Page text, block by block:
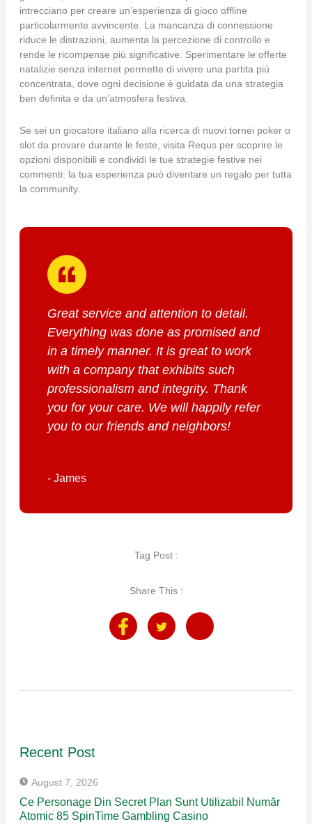
intrecciano per creare un’esperienza di gioco offline
particolarmente avvincente. La mancanza di connessione
riduce le distrazioni, aumenta la percezione di controllo e
rende le ricompense più significative. Sperimentare le offerte
natalizie senza internet permette di vivere una partita più
concentrata, dove ogni decisione è guidata da una strategia
ben definita e da un’atmosfera festiva.
Se sei un giocatore italiano alla ricerca di nuovi tornei poker o
slot da provare durante le feste, visita Requs per scoprire le
opzioni disponibili e condividi le tue strategie festive nei
commenti: la tua esperienza può diventare un regalo per tutta
la community.
Great service and attention to detail.
Everything was done as promised and
in a timely manner. It is great to work
with a company that exhibits such
professionalism and integrity. Thank
you for your care. We will happily refer
you to our friends and neighbors!
- James
Tag Post :
Share This :
Recent Post
August 7, 2026
Ce Personage Din Secret Plan Sunt Utilizabil Număr
Atomic 85 SpinTime Gambling Casino